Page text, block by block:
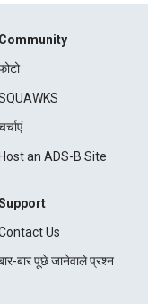
Community
Host an ADS-B Site
Us
बार पूछे जानेवाले प्रश्न